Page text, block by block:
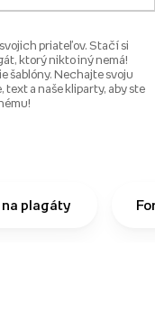
priateľov. Stačí si
ktorý nikto iný nemá!
šablóny. Nechajte svoju
a naše kliparty, aby ste
na plagáty